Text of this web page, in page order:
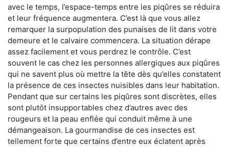
avec le temps, l’espace-temps entre les piqûres se réduira
et leur fréquence augmentera. C’est là que vous allez
remarquer la surpopulation des punaises de lit dans votre
demeure et le calvaire commencera. La situation dérape
assez facilement et vous perdrez le contrôle. C’est
souvent le cas chez les personnes allergiques aux piqûres
qui ne savent plus où mettre la tête dès qu’elles constatent
la présence de ces insectes nuisibles dans leur habitation.
Pendant que sur certains les piqûres sont discrètes, elles
sont plutôt insupportables chez d’autres avec des
rougeurs et la peau enflée qui conduit même à une
démangeaison. La gourmandise de ces insectes est
tellement forte que certains d’entre eux éclatent après